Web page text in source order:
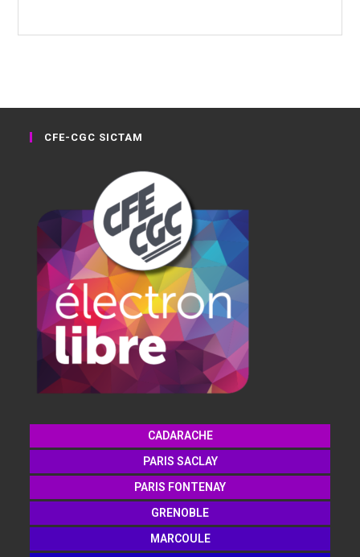
CFE-CGC SICTAM
CADARACHE
PARIS SACLAY
PARIS FONTENAY
GRENOBLE
MARCOULE